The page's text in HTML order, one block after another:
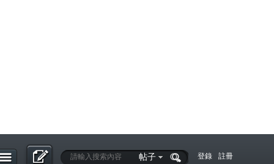
登錄 註冊
帖子